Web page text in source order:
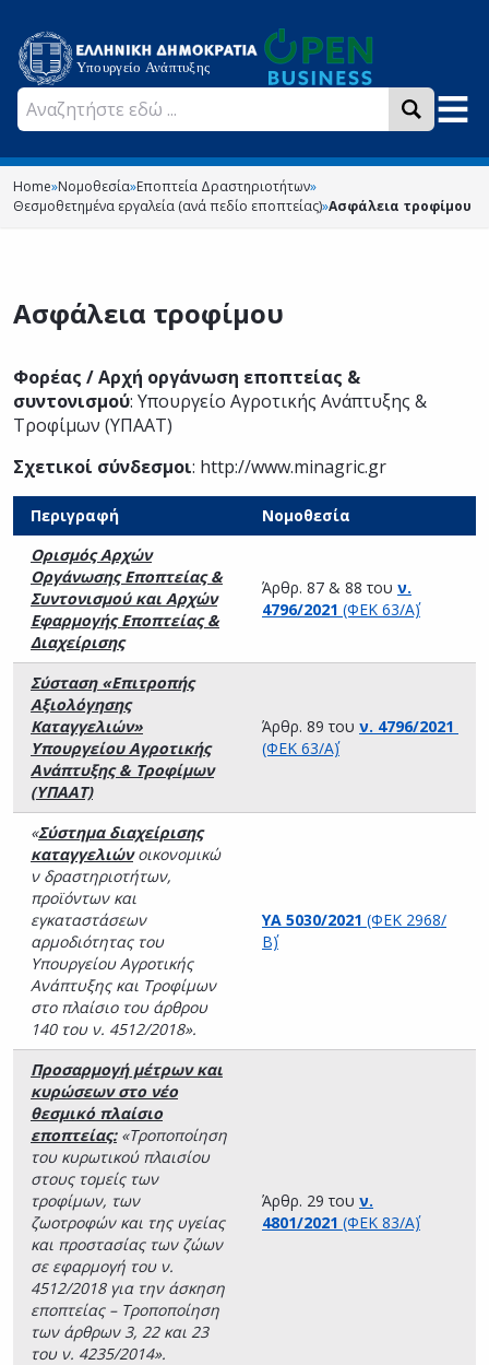
Home»Νομοθεσία»Εποπτεία Δραστηριοτήτων»
Θεσμοθετημένα εργαλεία (ανά πεδίο εποπτείας)»Ασφάλεια τροφίμου
Ασφάλεια τροφίμου
Φορέας / Αρχή οργάνωση εποπτείας &
συντονισμού: Υπουργείο Αγροτικής Ανάπτυξης &
Τροφίμων (ΥΠΑΑΤ)
Σχετικοί σύνδεσμοι: http://www.minagric.gr
Περιγραφή
Νομοθεσία
Ορισμός Αρχών
Οργάνωσης Εποπτείας &
Συντονισμού και Αρχών
Εφαρμογής Εποπτείας &
Διαχείρισης
Άρθρ. 87 & 88 του ν.
4796/2021 (ΦΕΚ 63/Α΄)
Σύσταση «Επιτροπής
Αξιολόγησης
Καταγγελιών»
Υπουργείου Αγροτικής
Ανάπτυξης & Τροφίμων
(ΥΠΑΑΤ)
Άρθρ. 89 του ν. 4796/2021
(ΦΕΚ 63/Α΄)
«Σύστημα διαχείρισης
καταγγελιών οικονομικώ
ν δραστηριοτήτων,
προϊόντων και
εγκαταστάσεων
αρμοδιότητας του
Υπουργείου Αγροτικής
Ανάπτυξης και Τροφίμων
στο πλαίσιο του άρθρου
140 του ν. 4512/2018».
ΥΑ 5030/2021 (ΦΕΚ 2968/
Β΄)
Προσαρμογή μέτρων και
κυρώσεων στο νέο
θεσμικό πλαίσιο
εποπτείας: «Τροποποίηση
του κυρωτικού πλαισίου
στους τομείς των
τροφίμων, των
ζωοτροφών και της υγείας
και προστασίας των ζώων
σε εφαρμογή του ν.
4512/2018 για την άσκηση
εποπτείας – Τροποποίηση
των άρθρων 3, 22 και 23
του ν. 4235/2014».
Άρθρ. 29 του ν.
4801/2021 (ΦΕΚ 83/Α΄)